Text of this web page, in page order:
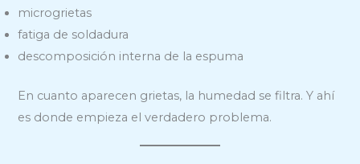
microgrietas
fatiga de soldadura
descomposición interna de la espuma
En cuanto aparecen grietas, la humedad se filtra. Y ahí
es donde empieza el verdadero problema.